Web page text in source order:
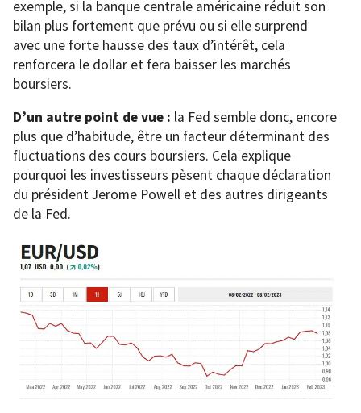
exemple, si la banque centrale américaine réduit son
bilan plus fortement que prévu ou si elle surprend
avec une forte hausse des taux d’intérêt, cela
renforcera le dollar et fera baisser les marchés
boursiers.
D’un autre point de vue : la Fed semble donc, encore
plus que d’habitude, être un facteur déterminant des
fluctuations des cours boursiers. Cela explique
pourquoi les investisseurs pèsent chaque déclaration
du président Jerome Powell et des autres dirigeants
de la Fed.